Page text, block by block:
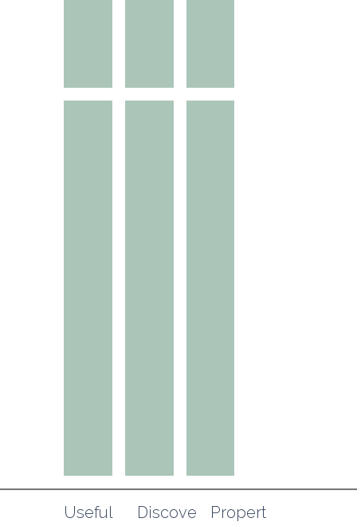
Useful Discove Propert